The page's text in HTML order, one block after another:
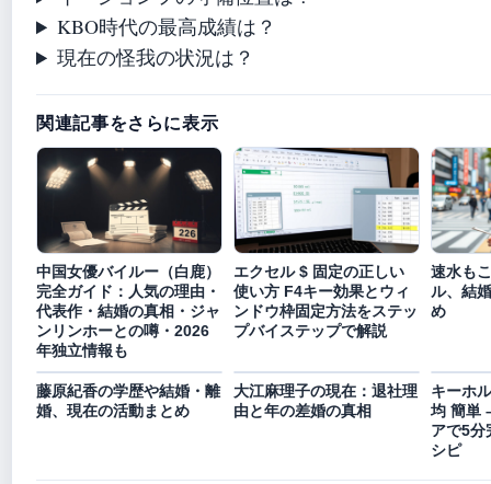
KBO時代の最高成績は？
現在の怪我の状況は？
関連記事をさらに表示
中国女優バイルー（白鹿）
完全ガイド：人気の理由・
代表作・結婚の真相・ジャ
ンリンホーとの噂・2026
年独立情報も
エクセル $ 固定の正しい
使い方 F4キー効果とウィ
ンドウ枠固定方法をステッ
プバイステップで解説
速水も
ル、結
め
藤原紀香の学歴や結婚・離
婚、現在の活動まとめ
大江麻理子の現在：退社理
由と年の差婚の真相
キーホ
均 簡単
アで5分
シピ